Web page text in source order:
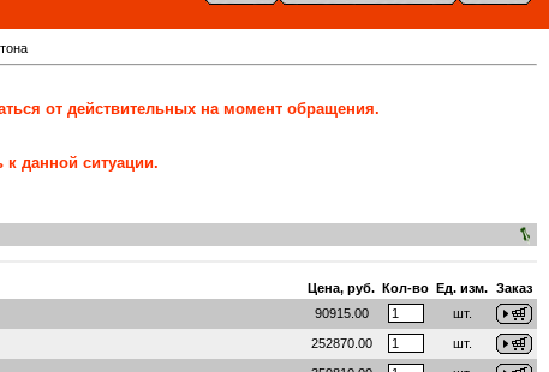
от действительных на момент обращения.
данной ситуации.
Цена, руб. Кол-во Ед. изм. Заказ
90915.00 шт.
252870.00 шт.